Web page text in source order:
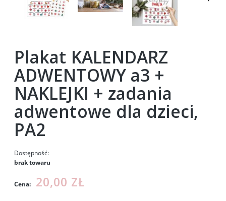
Plakat KALENDARZ
ADWENTOWY a3 +
NAKLEJKI + zadania
adwentowe dla dzieci,
PA2
Dostępność:
brak towaru
Cena: 20,00 ZŁ